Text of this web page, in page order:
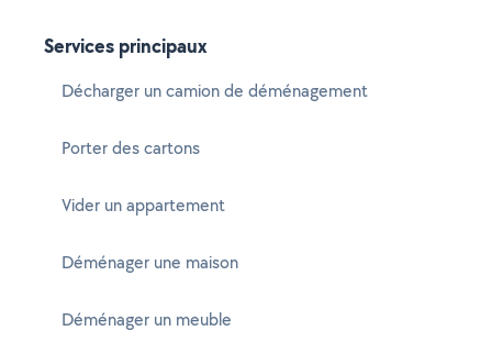
Services principaux
Décharger un camion de déménagement
Porter des cartons
Vider un appartement
Déménager une maison
Déménager un meuble